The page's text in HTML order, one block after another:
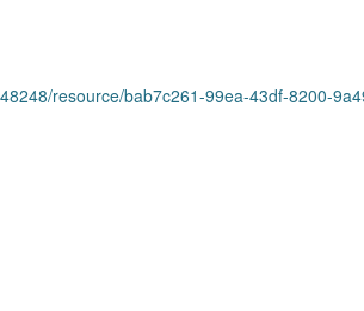
bab7c261-99ea-43df-8200-